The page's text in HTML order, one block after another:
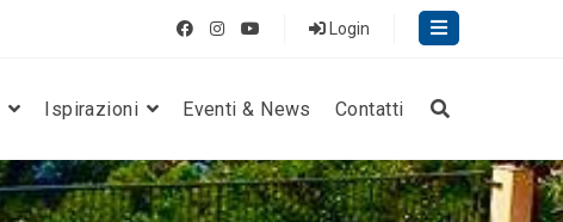
Login
Ispirazioni Eventi & News Contatti